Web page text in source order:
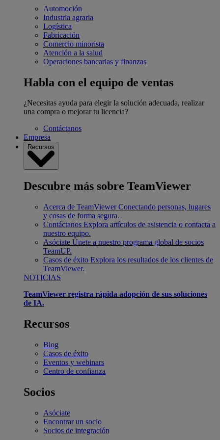
Automoción
Industria agraria
Logística
Fabricación
Comercio minorista
Atención a la salud
Operaciones bancarias y finanzas
Habla con el equipo de ventas
¿Necesitas ayuda para elegir la solución adecuada, realizar
una compra o mejorar tu licencia?
Contáctanos
Empresa
Recursos
Descubre más sobre TeamViewer
Acerca de TeamViewer Conectando personas, lugares
y cosas de forma segura.
Contáctanos Explora artículos de asistencia o contacta a
nuestro equipo.
Asóciate Únete a nuestro programa global de socios
TeamUP.
Casos de éxito Explora los resultados de los clientes de
TeamViewer.
NOTICIAS
TeamViewer registra rápida adopción de sus soluciones
de IA.
Recursos
Blog
Casos de éxito
Eventos y webinars
Centro de confianza
Socios
Asóciate
Encontrar un socio
Socios de integración